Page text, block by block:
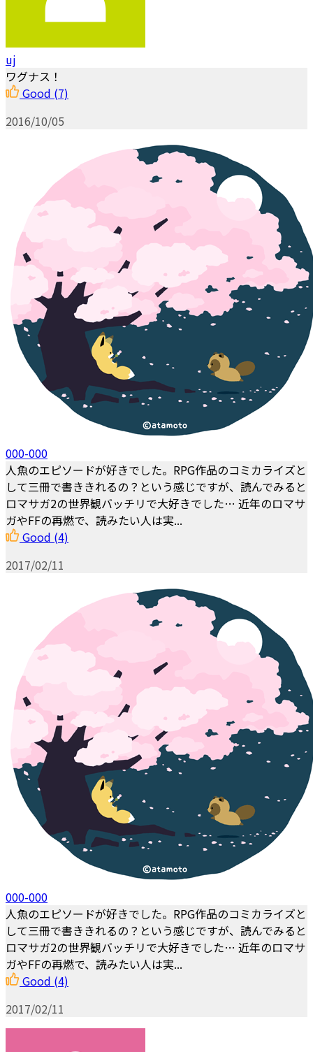
uj
ワグナス！
Good (7)
2016/10/05
000-000
人魚のエピソードが好きでした。RPG作品のコミカライズと
して三冊で書ききれるの？という感じですが、読んでみると
ロマサガ2の世界観バッチリで大好きでした… 近年のロマサ
ガやFFの再燃で、読みたい人は実...
Good (4)
2017/02/11
000-000
人魚のエピソードが好きでした。RPG作品のコミカライズと
して三冊で書ききれるの？という感じですが、読んでみると
ロマサガ2の世界観バッチリで大好きでした… 近年のロマサ
ガやFFの再燃で、読みたい人は実...
Good (4)
2017/02/11